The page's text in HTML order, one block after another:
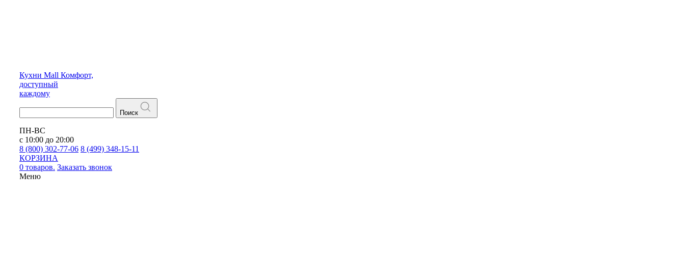
Кухни Mall Комфорт,
доступный
каждому
Поиск
ПН-ВС
с 10:00 до 20:00
8 (800) 302-77-06 8 (499) 348-15-11
КОРЗИНА
0 товаров. Заказать звонок
Меню